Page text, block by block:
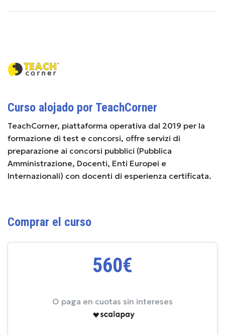
Curso alojado por TeachCorner
TeachCorner, piattaforma operativa dal 2019 per la
formazione di test e concorsi, offre servizi di
preparazione ai concorsi pubblici (Pubblica
Amministrazione, Docenti, Enti Europei e
Internazionali) con docenti di esperienza certificata.
Comprar el curso
560€
O paga en cuotas sin intereses